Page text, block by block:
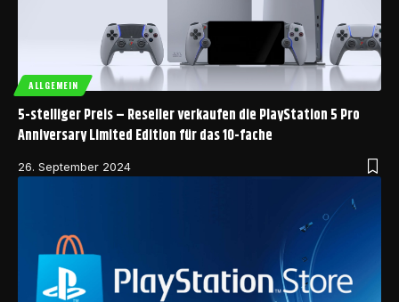
ALLGEMEIN
5-stelliger Preis – Reseller verkaufen die PlayStation 5 Pro
Anniversary Limited Edition für das 10-fache
26. September 2024